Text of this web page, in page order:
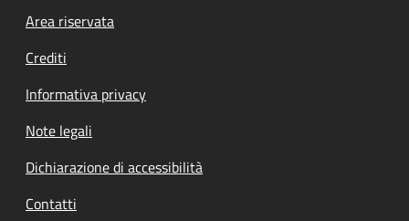
Footer menu
Area riservata
Crediti
Informativa privacy
Note legali
Dichiarazione di accessibilità
Contatti